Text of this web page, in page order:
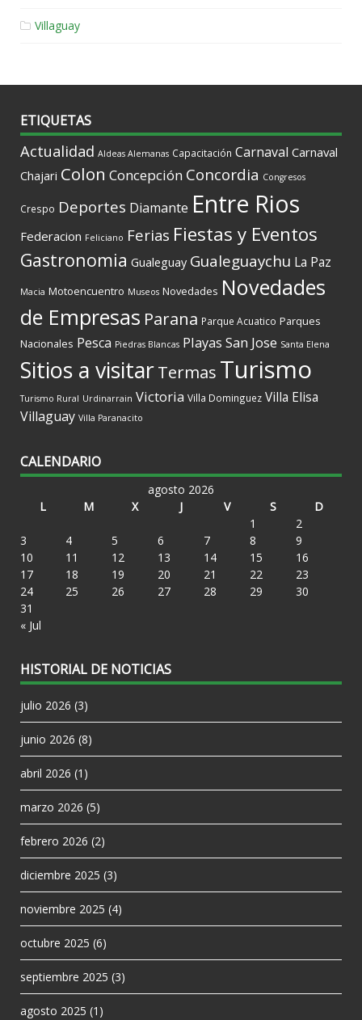
Villaguay
ETIQUETAS
Actualidad Aldeas Alemanas Capacitación Carnaval Carnaval
Chajari Colon Concepción Concordia Congresos
Crespo Deportes Diamante Entre Rios
Federacion Feliciano Ferias Fiestas y Eventos
Gastronomia Gualeguay Gualeguaychu La Paz
Macia Motoencuentro Museos Novedades Novedades
de Empresas Parana Parque Acuatico Parques
Nacionales Pesca Piedras Blancas Playas San Jose Santa Elena
Sitios a visitarTermas Turismo
Turismo Rural Urdinarrain Victoria Villa Dominguez Villa Elisa
Villaguay Villa Paranacito
CALENDARIO
agosto 2026
L
M X J V S D
« Jul
1
2
3
4 5 6 7 8
9
10
11 12 13 14 15
16
17
18 19 20 21 22
23
24
25 26 27 28 29
30
31
HISTORIAL DE NOTICIAS
julio 2026 (3)
junio 2026 (8)
abril 2026 (1)
marzo 2026 (5)
febrero 2026 (2)
diciembre 2025 (3)
noviembre 2025 (4)
octubre 2025 (6)
septiembre 2025 (3)
agosto 2025 (1)